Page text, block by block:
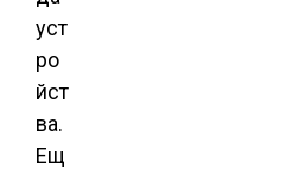
уст
ро
йст
ва.
Ещ